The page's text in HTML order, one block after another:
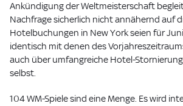
Ankündigung der Weltmeisterschaft
Nachfrage sicherlich nicht annähernd auf
Hotelbuchungen in New York seien für
identisch mit denen des
auch über umfangreiche Hotel-
selbst.
104 WM-Spiele sind eine Menge. Es wird